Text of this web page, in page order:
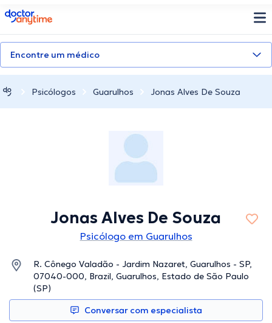
doctoranytime
Encontre um médico
Psicólogos Guarulhos Jonas Alves De Souza
Jonas Alves De Souza
Psicólogo em Guarulhos
R. Cônego Valadão - Jardim Nazaret, Guarulhos - SP,
07040-000, Brazil, Guarulhos, Estado de São Paulo
(SP)
Conversar com especialista